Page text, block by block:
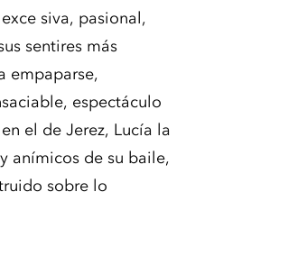
siva, pasional,
sentires más
empaparse,
espectáculo
el de Jerez, Lucía la
anímicos de su baile,
sobre lo